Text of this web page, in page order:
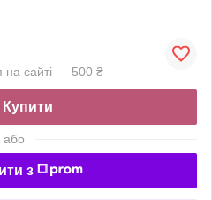
на сайті — 500 ₴
Купити
або
з